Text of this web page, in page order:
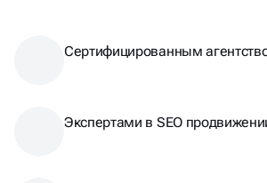
Сертифицированным
Экспертами в SEO